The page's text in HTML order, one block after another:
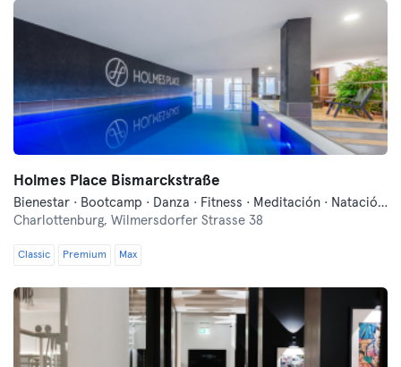
Holmes Place Bismarckstraße
Bienestar · Bootcamp · Danza · Fitness · Meditación · Natación · Pilates · Sauna · Yoga
Charlottenburg, Wilmersdorfer Strasse 38
Classic Premium Max